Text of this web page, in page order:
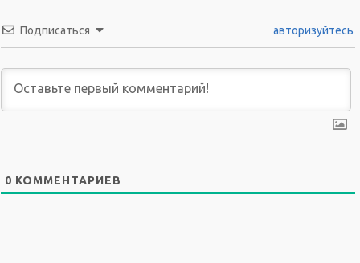
Подписаться авторизуйтесь
0 КОММЕНТАРИЕВ